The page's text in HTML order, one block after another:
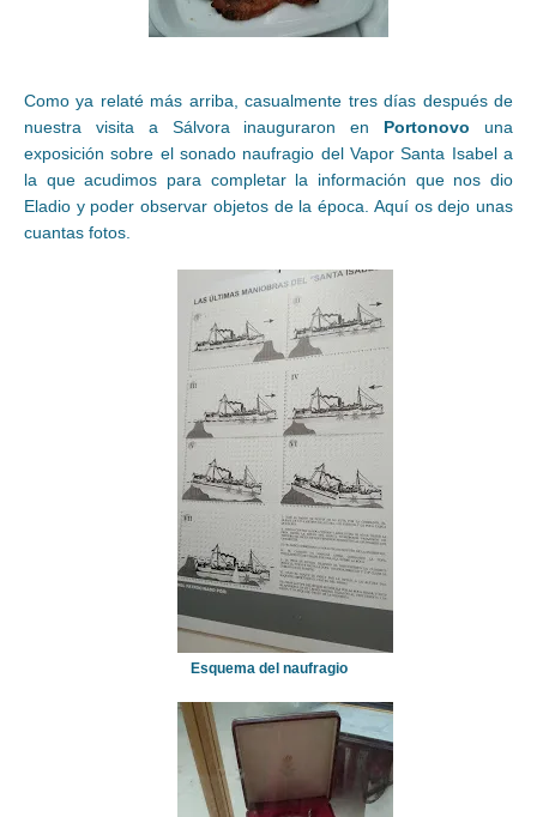
Como ya relaté más arriba, casualmente tres días después de
nuestra visita a Sálvora inauguraron en Portonovo una
exposición sobre el sonado naufragio del Vapor Santa Isabel a
la que acudimos para completar la información que nos dio
Eladio y poder observar objetos de la época. Aquí os dejo unas
cuantas fotos.
Esquema del naufragio